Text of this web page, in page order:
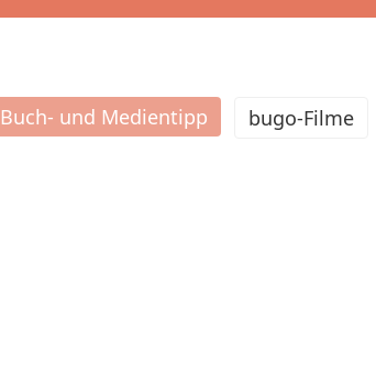
Buch- und Medientipp bugo-Filme